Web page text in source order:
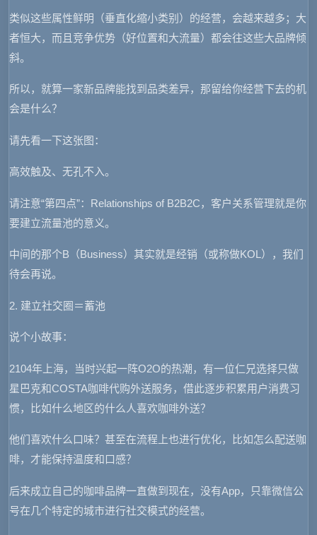
类似这些属性鲜明（垂直化缩小类别）的经营，会越来越多；大
者恒大，而且竞争优势（好位置和大流量）都会往这些大品牌倾
斜。
所以，就算一家新品牌能找到品类差异，那留给你经营下去的机
会是什么？
请先看一下这张图：
高效触及、无孔不入。
请注意“第四点”：Relationships of B2B2C，客户关系管理就是你
要建立流量池的意义。
中间的那个B（Business）其实就是经销（或称做KOL），我们
待会再说。
2. 建立社交圈＝蓄池
说个小故事：
2104年上海，当时兴起一阵O2O的热潮，有一位仁兄选择只做
星巴克和COSTA咖啡代购外送服务，借此逐步积累用户消费习
惯，比如什么地区的什么人喜欢咖啡外送？
他们喜欢什么口味？甚至在流程上也进行优化，比如怎么配送咖
啡，才能保持温度和口感？
后来成立自己的咖啡品牌一直做到现在，没有App，只靠微信公
号在几个特定的城市进行社交模式的经营。